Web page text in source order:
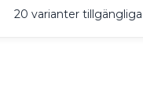
20 varianter tillgängliga